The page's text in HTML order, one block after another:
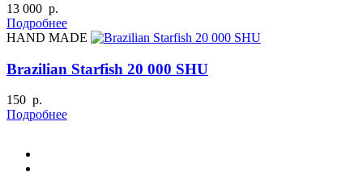
13 000 р.
Подробнее
HAND MADE
Brazilian Starfish 20 000 SHU
150 р.
Подробнее